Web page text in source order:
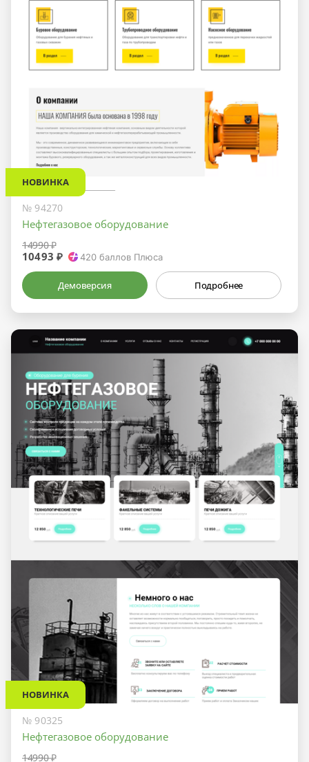
НОВИНКА
№ 94270
Нефтегазовое оборудование
14990 ₽
10493 ₽ 420 баллов Плюса
Демоверсия Подробнее
НОВИНКА
№ 90325
Нефтегазовое оборудование
14990 ₽